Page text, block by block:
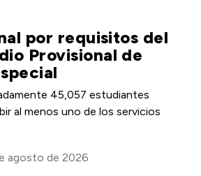
por requisitos del
Provisional de
45,057 estudiantes
al menos uno de los servicios
agosto de 2026